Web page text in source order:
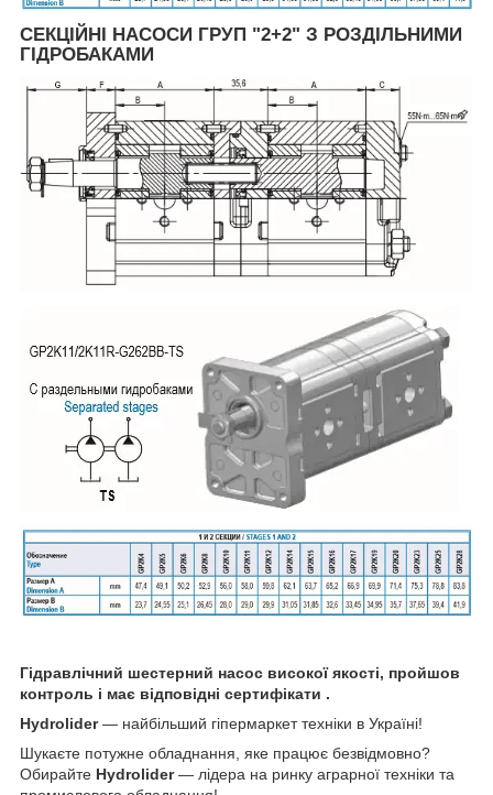
СЕКЦІЙНІ НАСОСИ ГРУП "2+2" З РОЗДІЛЬНИМИ
ГІДРОБАКАМИ
Гідравлічний шестерний насос високої якості, пройшов
контроль і має відповідні сертифікати .
Hydrolider— найбільший гіпермаркет техніки в Україні!
Шукаєте потужне обладнання, яке працює безвідмовно?
Обирайте Hydrolider— лідера на ринку аграрної техніки та